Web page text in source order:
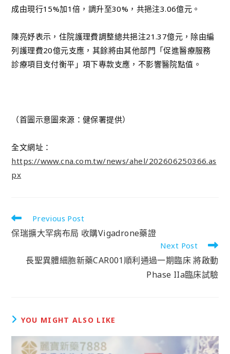
成由現行15%加1倍，調升至30%，共挹注3.06億元。
陳亮妤表示，住院護理費調整總共挹注21.37億元，除由編
列護理費20億元支應，其餘將由其他部門「促進醫療服務
診療項目支付衡平」項下專款支應，不影響醫院點值。
（首圖示意圖來源：健保署提供）
全文網址：
https://www.cna.com.tw/news/ahel/202606250366.as
px
Previous Post
保瑞擴大罕病布局 收購Vigadrone藥證
Next Post
長聖異體細胞新藥CAR001順利通過一期臨床 將啟動
Phase IIa臨床試驗
YOU MIGHT ALSO LIKE